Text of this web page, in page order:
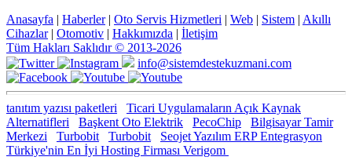
Anasayfa | Haberler| Oto Servis Hizmetleri | Web | Sistem | Akıllı
Cihazlar| Otomotiv | Hakkımızda | İletişim
Tüm Hakları Saklıdır © 2013-2026
info@sistemdestekuzmani.com
tanıtım yazısı paketleri
Ticari Uygulamaların Açık Kaynak
Alternatifleri
Başkent Oto Elektrik PecoChip
Bilgisayar Tamir
Merkezi
Turbobit Turbobit
Seojet Yazılım ERP Entegrasyon
Türkiye'nin En İyi Hosting Firması Verigom